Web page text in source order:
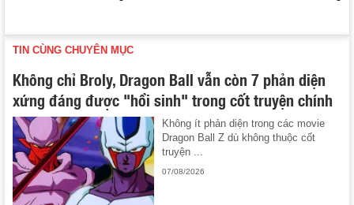
TIN CÙNG CHUYÊN MỤC
Không chỉ Broly, Dragon Ball vẫn còn 7 phản diện
xứng đáng được "hồi sinh" trong cốt truyện chính
Không ít phản diện trong các movie
Dragon Ball Z dù không thuộc cốt
truyện ...
07/08/2026